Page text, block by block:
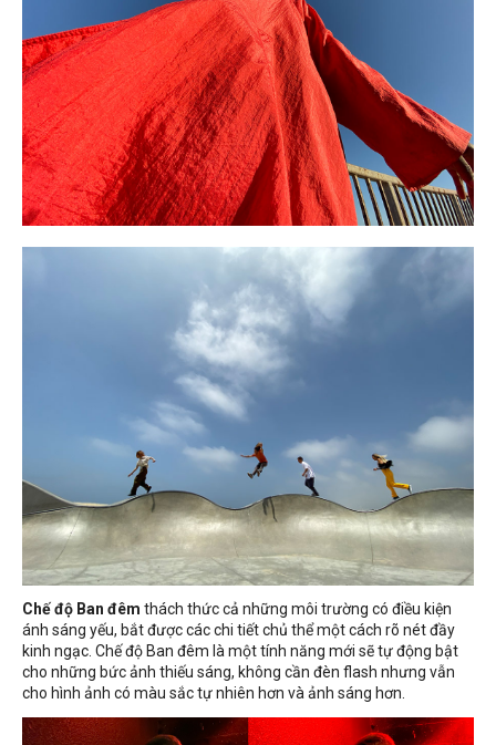
Chế độ Ban đêm thách thức cả những môi trường có điều kiện
ánh sáng yếu, bắt được các chi tiết chủ thể một cách rõ nét đầy
kinh ngạc. Chế độ Ban đêm là một tính năng mới sẽ tự động bật
cho những bức ảnh thiếu sáng, không cần đèn flash nhưng vẫn
cho hình ảnh có màu sắc tự nhiên hơn và ảnh sáng hơn.